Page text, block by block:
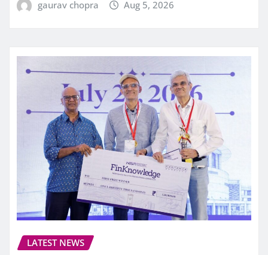
gaurav chopra Aug 5, 2026
LATEST NEWS